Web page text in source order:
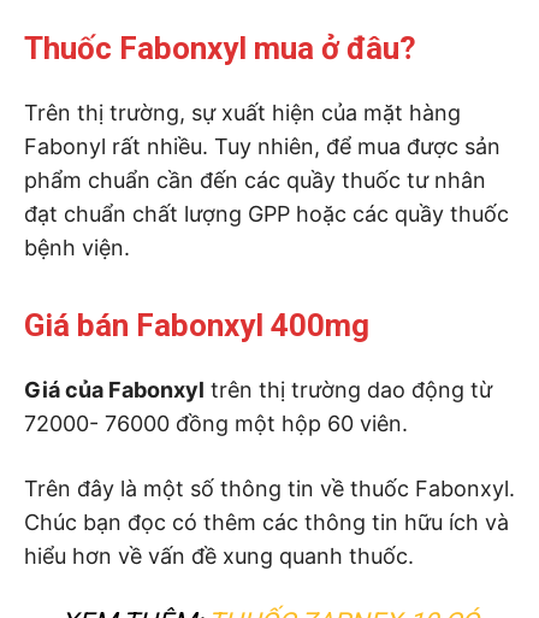
Thuốc Fabonxyl mua ở đâu?
Trên thị trường, sự xuất hiện của mặt hàng
Fabonyl rất nhiều. Tuy nhiên, để mua được sản
phẩm chuẩn cần đến các quầy thuốc tư nhân
đạt chuẩn chất lượng GPP hoặc các quầy thuốc
bệnh viện.
Giá bán Fabonxyl 400mg
Giá của Fabonxyl trên thị trường dao động từ
72000- 76000 đồng một hộp 60 viên.
Trên đây là một số thông tin về thuốc Fabonxyl.
Chúc bạn đọc có thêm các thông tin hữu ích và
hiểu hơn về vấn đề xung quanh thuốc.